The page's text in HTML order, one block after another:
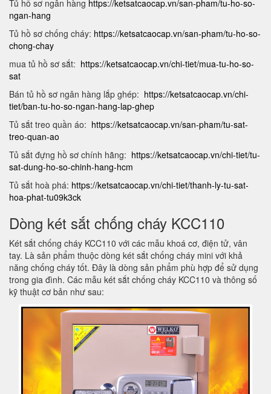
Tủ hồ sơ ngân hàng https://ketsatcaocap.vn/san-pham/tu-ho-so-
ngan-hang
Tủ hồ sơ chống cháy: https://ketsatcaocap.vn/san-pham/tu-ho-so-
chong-chay
mua tủ hồ sơ sắt: https://ketsatcaocap.vn/chi-tiet/mua-tu-ho-so-
sat
Bán tủ hồ sơ ngân hàng lắp ghép: https://ketsatcaocap.vn/chi-
tiet/ban-tu-ho-so-ngan-hang-lap-ghep
Tủ sắt treo quần áo: https://ketsatcaocap.vn/san-pham/tu-sat-
treo-quan-ao
Tủ sắt đựng hồ sơ chính hãng: https://ketsatcaocap.vn/chi-tiet/tu-
sat-dung-ho-so-chinh-hang-hcm
Tủ sắt hoà phá: https://ketsatcaocap.vn/chi-tiet/thanh-ly-tu-sat-
hoa-phat-tu09k3ck
Dòng két sắt chống cháy KCC110
Két sắt chống cháy KCC110 với các mẫu khoá cơ, điện tử, vân
tay. Là sản phẩm thuộc dòng két sắt chống cháy mini với khả
năng chống cháy tốt. Đây là dòng sản phẩm phù hợp để sử dụng
trong gia đình. Các mẫu két sắt chống cháy KCC110 và thông số
kỹ thuật cơ bản như sau: